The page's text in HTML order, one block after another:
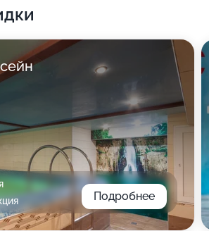
Подробнее